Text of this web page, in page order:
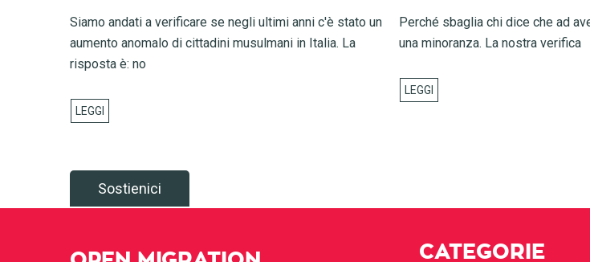
Siamo andati a verificare se negli ultimi anni c'è stato un
aumento anomalo di cittadini musulmani in Italia. La
risposta è: no
Perché sbaglia chi dice che ad
una minoranza. La nostra verifica
Sostienici
CATEGORIE